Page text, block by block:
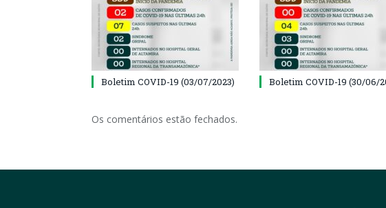
Boletim COVID-19 (03/07/2023) Boletim COVID-19 (30/06/
Os comentários estão fechados.